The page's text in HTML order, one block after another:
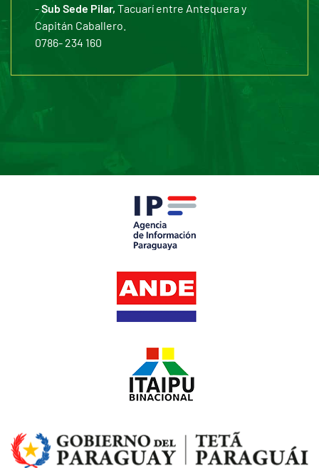
-Sub Sede Pilar, Tacuarí entre Antequera y
Capitán Caballero.
0786- 234 160